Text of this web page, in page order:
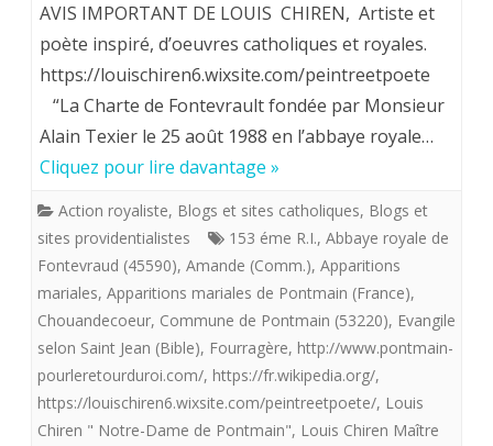
pourraient
envier.
Chiren
Maître
imagier
flotte
providentialiste
aux
Royalistes
«
AVIS IMPORTANT DE LOUIS CHIREN, Artiste et
poète inspiré, d’oeuvres catholiques et royales.
https://louischiren6.wixsite.com/peintreetpoete
“La Charte de Fontevrault fondée par Monsieur
Alain Texier le 25 août 1988 en l’abbaye royale…
Cliquez pour lire davantage »
Action royaliste, Blogs et sites catholiques, Blogs et
sites providentialistes
153 éme R.I., Abbaye royale de
Fontevraud (45590), Amande (Comm.), Apparitions
mariales, Apparitions mariales de Pontmain (France),
Chouandecoeur, Commune de Pontmain (53220), Evangile
selon Saint Jean (Bible), Fourragère, http://www.pontmain-
pourleretourduroi.com/, https://fr.wikipedia.org/,
https://louischiren6.wixsite.com/peintreetpoete/, Louis
Chiren " Notre-Dame de Pontmain", Louis Chiren Maître